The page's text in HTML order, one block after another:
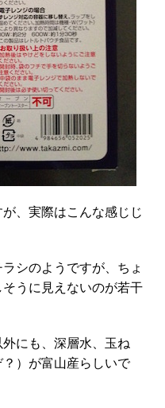
、実際はこんな感じじ
シのようですが、ちょ
うに見えないのが若干
にも、深層水、玉ね
）が富山産らしいで